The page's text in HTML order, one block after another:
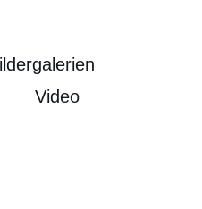
Video